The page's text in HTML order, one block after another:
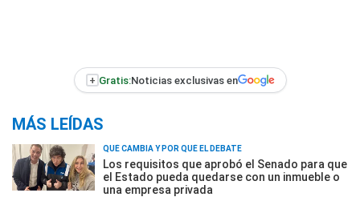
+ Gratis:Noticias exclusivas en
MÁS LEÍDAS
QUÉ CAMBIA Y POR QUÉ EL DEBATE
Los requisitos que aprobó el Senado para que
el Estado pueda quedarse con un inmueble o
una empresa privada